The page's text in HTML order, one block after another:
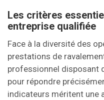
Les critères
entreprise qualifiée
Face à la diversité des
prestations de
professionnel disposant
pour répondre
indicateurs méritent une